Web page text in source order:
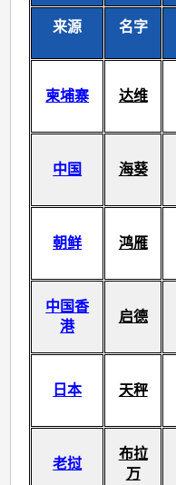
来源 名字
柬埔寨 达维
中国 海葵
朝鲜 鸿雁
中国香
港
启德
日本 天秤
老挝
布拉
万